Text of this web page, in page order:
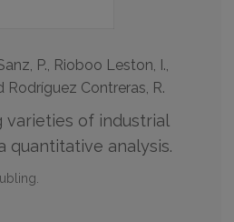
P., Rioboo Leston, I.,
Rodríguez Contreras, R.
varieties of industrial
quantitative analysis.